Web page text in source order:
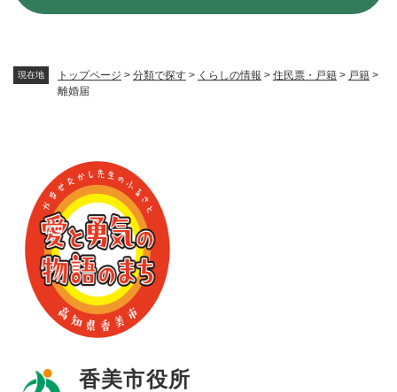
現在地 トップページ > 分類で探す > くらしの情報 > 住民票・戸籍 > 戸籍 >
離婚届
香美市役所